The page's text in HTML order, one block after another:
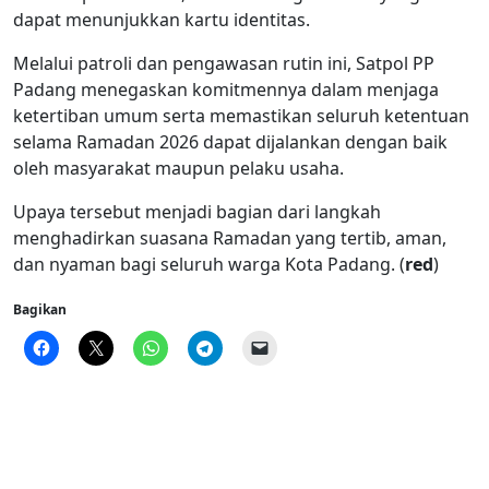
dapat menunjukkan kartu identitas.
Melalui patroli dan pengawasan rutin ini, Satpol PP
Padang menegaskan komitmennya dalam menjaga
ketertiban umum serta memastikan seluruh ketentuan
selama Ramadan 2026 dapat dijalankan dengan baik
oleh masyarakat maupun pelaku usaha.
Upaya tersebut menjadi bagian dari langkah
menghadirkan suasana Ramadan yang tertib, aman,
dan nyaman bagi seluruh warga Kota Padang. (red)
Bagikan